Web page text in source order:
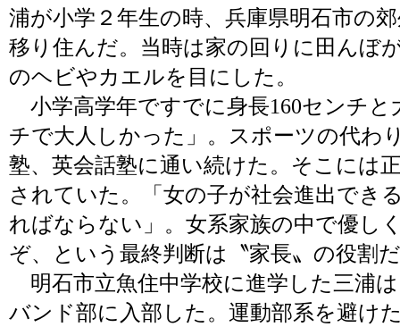
浦が小学２年生の時、兵庫県明石市の
移り住んだ。当時は家の回りに田んぼ
のヘビやカエルを目にした。
小学高学年ですでに身長160センチと
チで大人しかった」。スポーツの代わ
塾、英会話塾に通い続けた。そこには
されていた。「女の子が社会進出でき
ればならない」。女系家族の中で優し
ぞ、という最終判断は〝家長〟の役割
明石市立魚住中学校に進学した三浦
バンド部に入部した。運動部系を避け